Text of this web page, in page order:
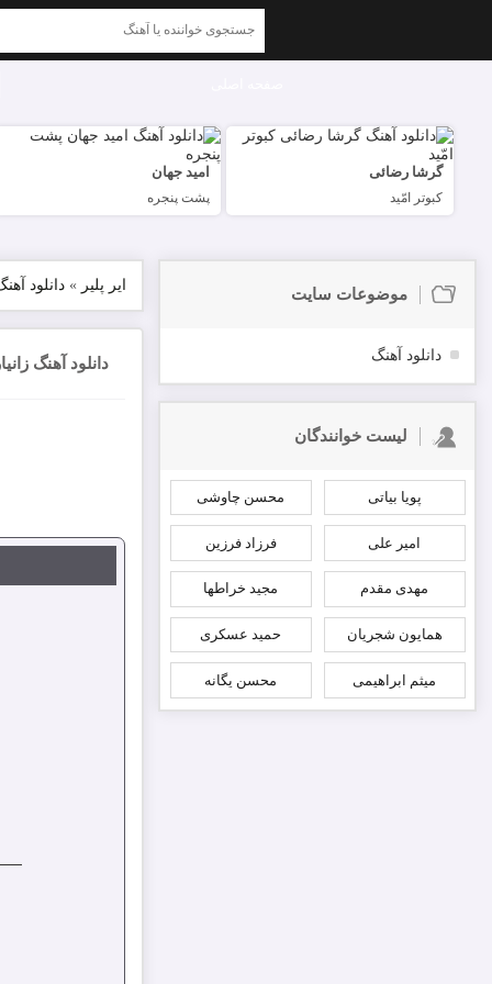
گرشا رضائی
کبوتر امّید
امید جهان
پشت پنجره
ایر پلیر » دانلود
دانلود آهنگ
موضوعات سایت
دانلود آهنگ
لیست خوانندگان
پویا بیاتی محسن چاوشی
امیر علی فرزاد فرزین
مهدی مقدم مجید خراطها
همایون شجریان حمید عسکری
میثم ابراهیمی محسن یگانه